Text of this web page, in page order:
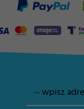
-- wpisz